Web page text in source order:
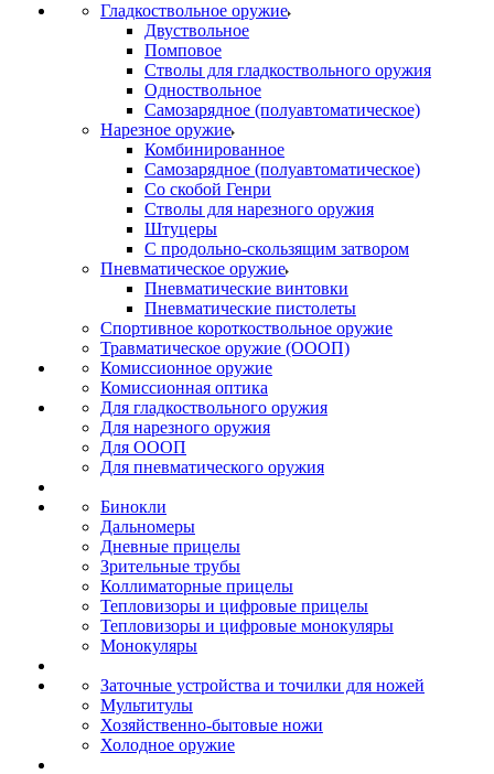
Гладкоствольное оружие
Двуствольное
Помповое
Стволы для гладкоствольного оружия
Одноствольное
Самозарядное (полуавтоматическое)
Нарезное оружие
Комбинированное
Самозарядное (полуавтоматическое)
Со скобой Генри
Стволы для нарезного оружия
Штуцеры
С продольно-скользящим затвором
Пневматическое оружие
Пневматические винтовки
Пневматические пистолеты
Спортивное короткоствольное оружие
Травматическое оружие (ОООП)
Комиссионное оружие
Комиссионная оптика
Для гладкоствольного оружия
Для нарезного оружия
Для ОООП
Для пневматического оружия
Бинокли
Дальномеры
Дневные прицелы
Зрительные трубы
Коллиматорные прицелы
Тепловизоры и цифровые прицелы
Тепловизоры и цифровые монокуляры
Монокуляры
Заточные устройства и точилки для ножей
Мультитулы
Хозяйственно-бытовые ножи
Холодное оружие